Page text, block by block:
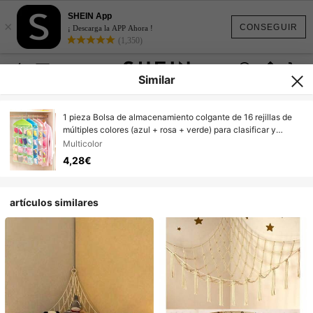
CONSEGUIR
×
SHEIN App
¡ Descarga la APP Ahora !
(1,350)
Similar
1 pieza Bolsa de almacenamiento colgante de 16 rejillas de
múltiples colores (azul + rosa + verde) para clasificar y
organizar ropa interior, calcetines y armario
Multicolor
4,28€
artículos similares